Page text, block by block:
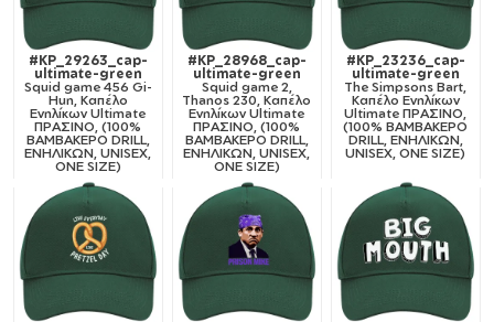
#KP_29263_cap-
ultimate-green
Squid game 456 Gi-
Hun, Καπέλο
Ενηλίκων Ultimate
ΠΡΑΣΙΝΟ, (100%
ΒΑΜΒΑΚΕΡΟ DRILL,
ΕΝΗΛΙΚΩΝ, UNISEX,
ONE SIZE)
#KP_28968_cap-
ultimate-green
Squid game 2,
Thanos 230, Καπέλο
Ενηλίκων Ultimate
ΠΡΑΣΙΝΟ, (100%
ΒΑΜΒΑΚΕΡΟ DRILL,
ΕΝΗΛΙΚΩΝ, UNISEX,
ONE SIZE)
#KP_23236_cap-
ultimate-green
The Simpsons Bart,
Καπέλο Ενηλίκων
Ultimate ΠΡΑΣΙΝΟ,
(100% ΒΑΜΒΑΚΕΡΟ
DRILL, ΕΝΗΛΙΚΩΝ,
UNISEX, ONE SIZE)